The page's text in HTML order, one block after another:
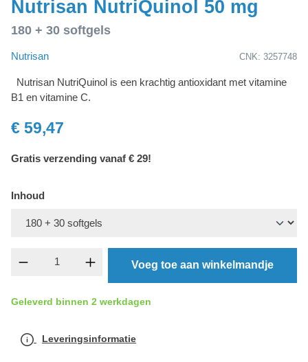
Nutrisan NutriQuinol 50 mg
180 + 30 softgels
Nutrisan CNK: 3257748
Nutrisan NutriQuinol is een krachtig antioxidant met vitamine
B1 en vitamine C.
€ 59,47
Gratis verzending vanaf € 29!
Inhoud
component.product.quantitySelect.legend
Voeg toe aan winkelmandje
Geleverd binnen 2 werkdagen
Leveringsinformatie